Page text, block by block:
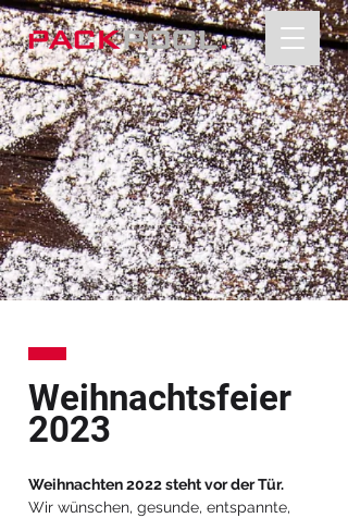
Weihnachtsfeier
2023
Weihnachten 2022 steht vor der Tür.
Wir wünschen, gesunde, entspannte,